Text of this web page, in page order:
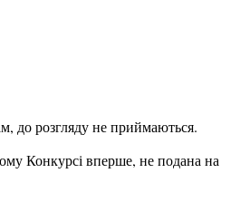
до розгляду не приймаються.
Конкурсі вперше, не подана на